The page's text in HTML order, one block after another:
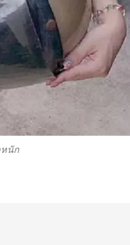
หนัก